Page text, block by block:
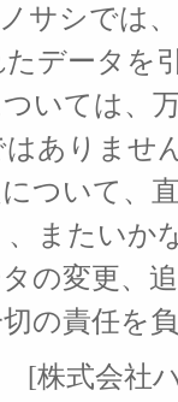
サシでは
データを
いては、
ありませ
ついて、
またいか
の変更、
の責任を
[株式会社